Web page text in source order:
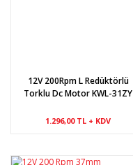
12V 200Rpm L Redüktörlü
Torklu Dc Motor KWL-31ZY
1.296,00 TL + KDV